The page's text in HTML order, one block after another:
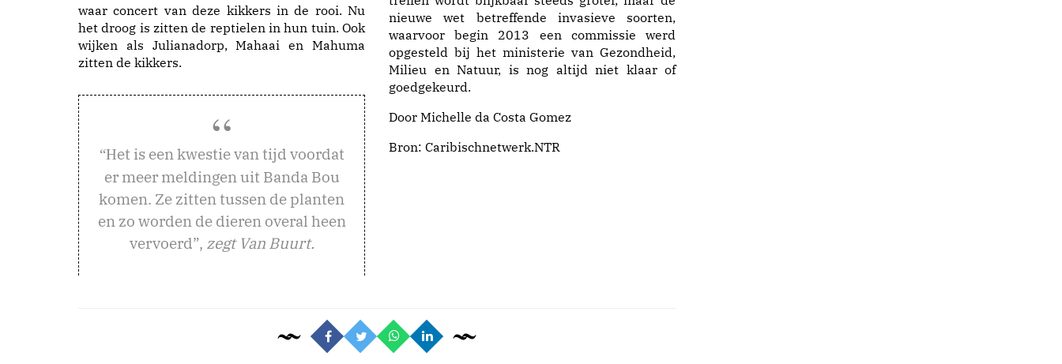
waar concert van deze kikkers in de rooi. Nu
het droog is zitten de reptielen in hun tuin. Ook
wijken als Julianadorp, Mahaai en Mahuma
zitten de kikkers.
“Het is een kwestie van tijd voordat
er meer meldingen uit Banda Bou
komen. Ze zitten tussen de planten
en zo worden de dieren overal heen
vervoerd”, zegt Van Buurt.
nieuwe wet betreffende invasieve soorten,
waarvoor begin 2013 een commissie werd
opgesteld bij het ministerie van Gezondheid,
Milieu en Natuur, is nog altijd niet klaar of
goedgekeurd.
Door Michelle da Costa Gomez
Bron: Caribischnetwerk.NTR